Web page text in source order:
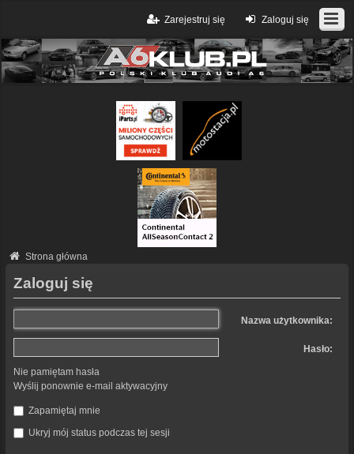
Zaloguj się
Zarejestruj się
Strona główna
Zaloguj się
Nazwa użytkownika:
Hasło:
Nie pamiętam hasła
Wyślij ponownie e-mail aktywacyjny
Zapamiętaj mnie
Ukryj mój status podczas tej sesji